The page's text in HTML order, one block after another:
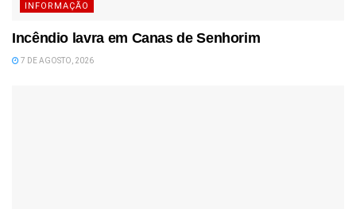
INFORMAÇÃO
Incêndio lavra em Canas de Senhorim
7 DE AGOSTO, 2026